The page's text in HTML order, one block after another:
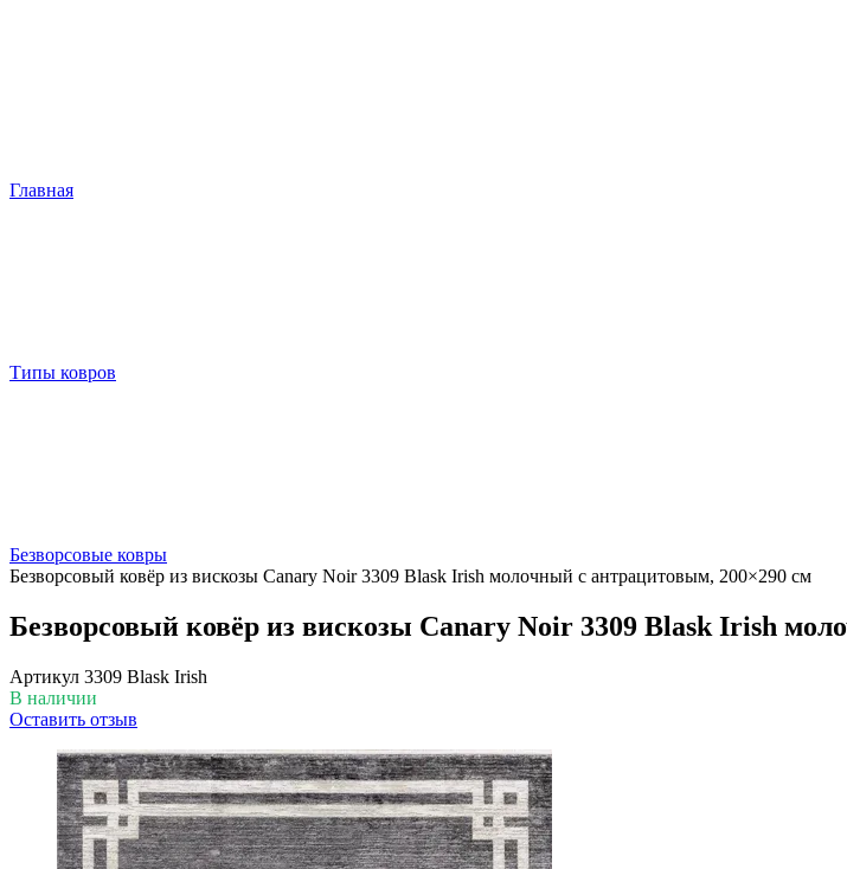
Главная
Типы ковров
Безворсовые ковры
Безворсовый ковёр из вискозы Canary Noir 3309 Blask Irish молочный с антрацитовым, 200×290 см
Безворсовый ковёр из вискозы Canary Noir 3309 Blask Irish
Артикул 3309 Blask Irish
В наличии
Оставить отзыв